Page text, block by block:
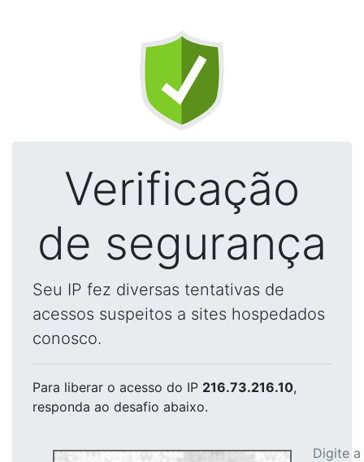
Verificação
de segurança
Seu IP fez diversas tentativas de
acessos suspeitos a sites hospedados
conosco.
Para liberar o acesso do IP 216.73.216.10,
responda ao desafio abaixo.
Digite